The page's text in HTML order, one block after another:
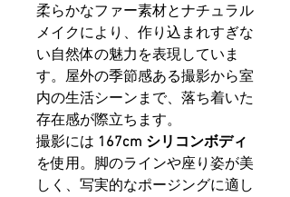
柔らかなファー素材とナチュラル
メイクにより、作り込まれすぎな
い自然体の魅力を表現していま
す。屋外の季節感ある撮影から室
内の生活シーンまで、落ち着いた
存在感が際立ちます。
撮影には 167cm シリコンボディ
を使用。脚のラインや座り姿が美
しく、写実的なポージングに適し